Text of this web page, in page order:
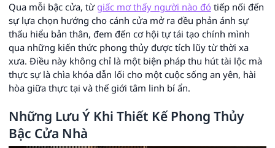
Qua mỗi bậc cửa, từ giấc mơ thấy người nào đó tiếp nối đến
sự lựa chọn hướng cho cánh cửa mở ra đều phản ánh sự
thấu hiểu bản thân, đem đến cơ hội tự tái tạo chính mình
qua những kiến thức phong thủy được tích lũy từ thời xa
xưa. Điều này không chỉ là một biện pháp thu hút tài lộc mà
thực sự là chìa khóa dẫn lối cho một cuộc sống an yên, hài
hòa giữa thực tại và thế giới tâm linh bí ẩn.
Những Lưu Ý Khi Thiết Kế Phong Thủy
Bậc Cửa Nhà